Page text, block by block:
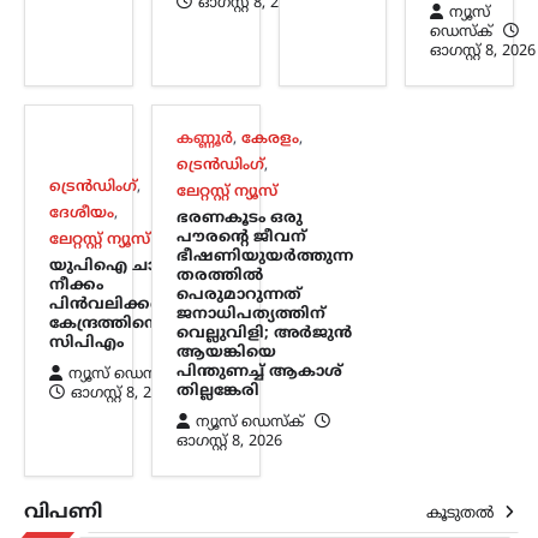
വധക്കേസ് പ്രതിയായ ആകാശ്
പൊലീസിനെ വെല്ലുവിളിക്കുകയും
അവഹേളിക്കുകയും ചെയ്ത
നിലപാടിനോട്…
കേരളം,ട്രെൻഡിംഗ്
ലേറ്റസ്റ്റ് ന്യൂസ്
സ്വാതന്ത്ര്യദിനാഘോഷങ്ങളിൽ
വന്ദേമാതരം പൂർണമായി
ആലപിക്കണം;
നിർദേശവുമായി
സംസ്ഥാന സർക്കാർ
ന്യൂസ് ഡെസ്ക്
ആലപിക്കണമെന്ന നിർദേശവുമായി
ഓഗസ്റ്റ്‌ 8, 2026
ന്യൂസ്
ഡെസ്ക്
ഓഗസ്റ്റ്‌ 8, 2026
ട്രെൻഡിംഗ്,
ദേശീയം,
ലേറ്റസ്റ്റ് ന്യൂസ്
യുപിഐ ചാർജ്
നീക്കം
പിൻവലിക്കണം;
കേന്ദ്രത്തിനെതിരെ
സിപിഎം
ന്യൂസ് ഡെസ്ക്
ഓഗസ്റ്റ്‌ 8, 2026
കണ്ണൂർ, കേരളം,
ട്രെൻഡിംഗ്,
ലേറ്റസ്റ്റ് ന്യൂസ്
ഭരണകൂടം ഒരു
പൗരന്റെ ജീവന്
ഭീഷണിയുയര്‍ത്തുന്ന
തരത്തില്‍
പെരുമാറുന്നത്
ജനാധിപത്യത്തിന്
വെല്ലുവിളി; അര്‍ജുന്‍
ആയങ്കിയെ
പിന്തുണച്ച് ആകാശ്
തില്ലങ്കേരി
ന്യൂസ് ഡെസ്ക്
ഓഗസ്റ്റ്‌ 8, 2026
വിപണി കൂടുതൽ